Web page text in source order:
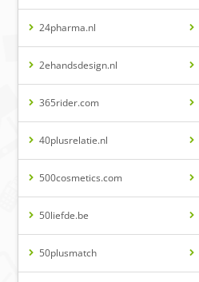
24pharma.nl
2ehandsdesign.nl
365rider.com
40plusrelatie.nl
500cosmetics.com
50liefde.be
50plusmatch